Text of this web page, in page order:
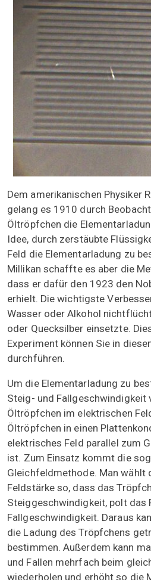
Dem amerikanischen Physiker
gelang es 1910 durch
Öltröpfchen die
Idee, durch zerstäubte
Feld die Elementarladung zu
Millikan schaffte es aber die
dass er dafür den 1923 den
erhielt. Die wichtigste
Wasser oder Alkohol
oder Quecksilber einsetzte.
Experiment können Sie in
durchführen.
Um die Elementarladung zu
Steig- und Fallgeschwindigkeit
Öltröpfchen im elektrischen
Öltröpfchen in einen
elektrisches Feld parallel zum
ist. Zum Einsatz kommt die
Gleichfeldmethode. Man wählt
Feldstärke so, dass das
Steiggeschwindigkeit, polt das
Fallgeschwindigkeit. Daraus
die Ladung des Tröpfchens
bestimmen. Außerdem kann
und Fallen mehrfach beim
wiederholen und erhöht so die